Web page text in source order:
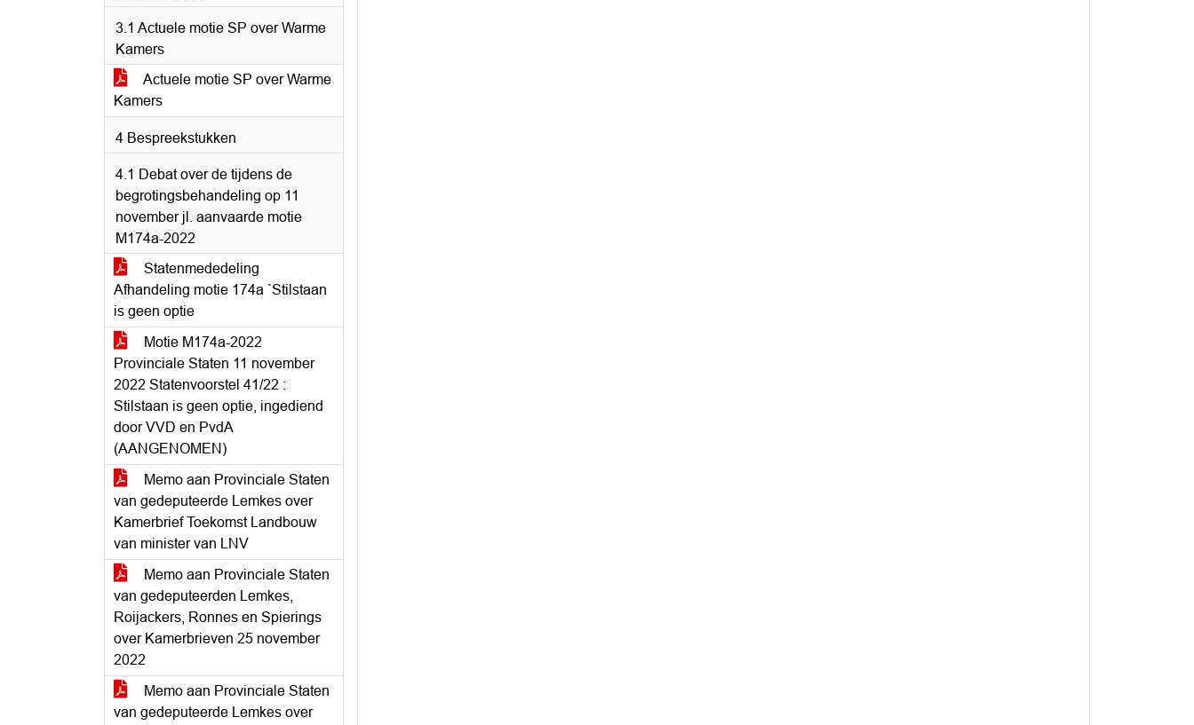
3.1 Actuele motie SP over Warme
Kamers
Actuele motie SP over Warme
Kamers
4 Bespreekstukken
4.1 Debat over de tijdens de
begrotingsbehandeling op 11
november jl. aanvaarde motie
M174a-2022
Statenmededeling
Afhandeling motie 174a `Stilstaan
is geen optie
Motie M174a-2022
Provinciale Staten 11 november
2022 Statenvoorstel 41/22 :
Stilstaan is geen optie, ingediend
door VVD en PvdA
(AANGENOMEN)
Memo aan Provinciale Staten
van gedeputeerde Lemkes over
Kamerbrief Toekomst Landbouw
van minister van LNV
Memo aan Provinciale Staten
van gedeputeerden Lemkes,
Roijackers, Ronnes en Spierings
over Kamerbrieven 25 november
2022
Memo aan Provinciale Staten
van gedeputeerde Lemkes over